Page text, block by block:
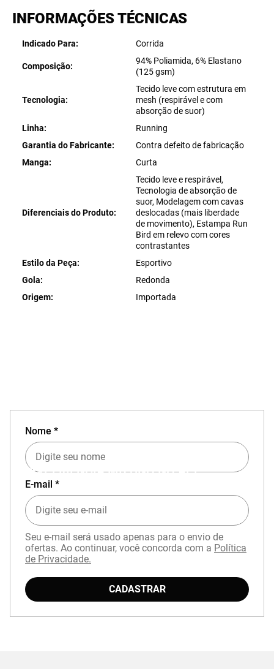
INFORMAÇÕES TÉCNICAS
Indicado Para Corrida
Composição
94% Poliamida, 6% Elastano
(125 gsm)
Tecnologia
Tecido leve com estrutura em
mesh (respirável e com
absorção de suor)
Linha
Running
Garantia do Fabricante
Contra defeito de fabricação
Manga
Curta
Diferenciais do Produto
Tecido leve e respirável,
Tecnologia de absorção de
suor, Modelagem com cavas
deslocadas (mais liberdade
de movimento), Estampa Run
Bird em relevo com cores
contrastantes
Estilo da Peça
Esportivo
Gola
Redonda
Origem
Importada
EXPERIÊNCIA MIZUNO NO APP
APP15.
Nome *
E-mail *
Seu e-mail será usado apenas para o envio de
ofertas. Ao continuar, você concorda com a Política
de Privacidade.
CADASTRAR